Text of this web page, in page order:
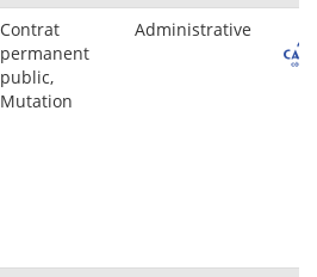
Contrat
permanent
public,
Mutation
Administrative